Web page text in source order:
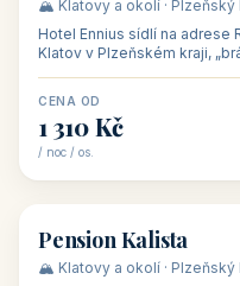
🏔️ Klatovy a okolí · Plzeňský
Hotel Ennius sídlí na adrese
Klatov v Plzeňském kraji,
CENA OD
1 310 Kč
/ noc / os.
🏡 penzion
Pension Kalista
🏔️ Klatovy a okolí · Plzeňský